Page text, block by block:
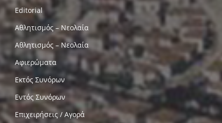
Editorial
Αθλητισμός – Νεολαία
Αθλητισμός – Νεολαία
Αφιερώματα
Εκτός Συνόρων
Εντός Συνόρων
Επιχειρήσεις / Αγορά